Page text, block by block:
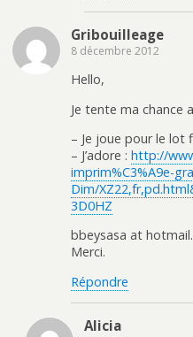
Gribouilleage
8 décembre 2012
Hello,
Je tente ma chance
– Je joue pour le lot
– J’adore : http://
imprim%C3%A9e-
Dim/
3D0HZ
bbeysasa at
Merci.
Répondre
Alicia